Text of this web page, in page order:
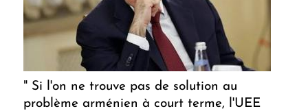
" Si l'on ne trouve pas de solution au
problème arménien à court terme, l'UEE